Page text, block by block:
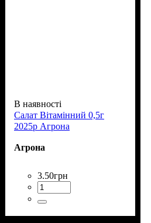
В наявності
Салат Вітамінний 0,5г
2025р Агрона
Агрона
3.50грн